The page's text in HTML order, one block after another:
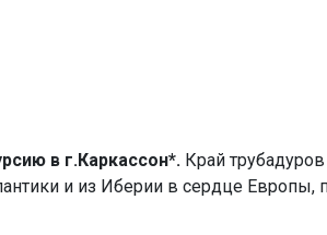
в г.Каркассон*. Край
и из Иберии в сердце Европы,